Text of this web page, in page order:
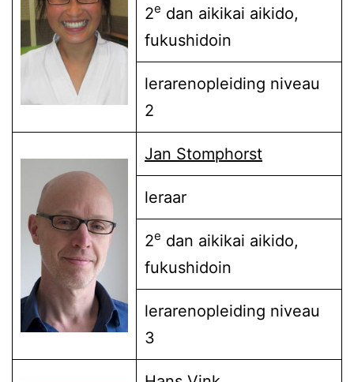
2e dan aikikai aikido,
fukushidoin
lerarenopleiding niveau
2
Jan Stomphorst
leraar
2e dan aikikai aikido,
fukushidoin
lerarenopleiding niveau
3